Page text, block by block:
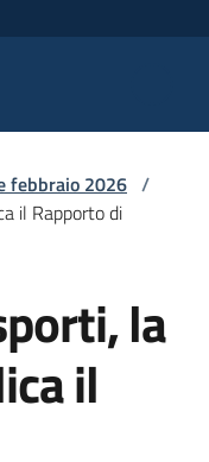
febbraio 2026 /
il Rapporto di
la
il